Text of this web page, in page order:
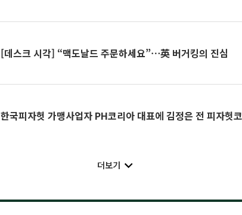
[데스크 시각] “맥도날드 주문하세요”⋯英 버거킹의 진심
한국피자헛 가맹사업자 PH코리아 대표에 김정은 전 피자헛
더보기